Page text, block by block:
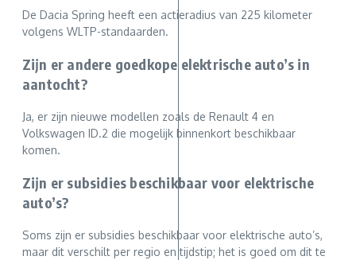
De Dacia Spring heeft een actieradius van 225 kilometer
volgens WLTP-standaarden.
Zijn er andere goedkope elektrische auto’s in
aantocht?
Ja, er zijn nieuwe modellen zoals de Renault 4 en
Volkswagen ID.2 die mogelijk binnenkort beschikbaar
komen.
Zijn er subsidies beschikbaar voor elektrische
auto’s?
Soms zijn er subsidies beschikbaar voor elektrische auto’s,
maar dit verschilt per regio en tijdstip; het is goed om dit te